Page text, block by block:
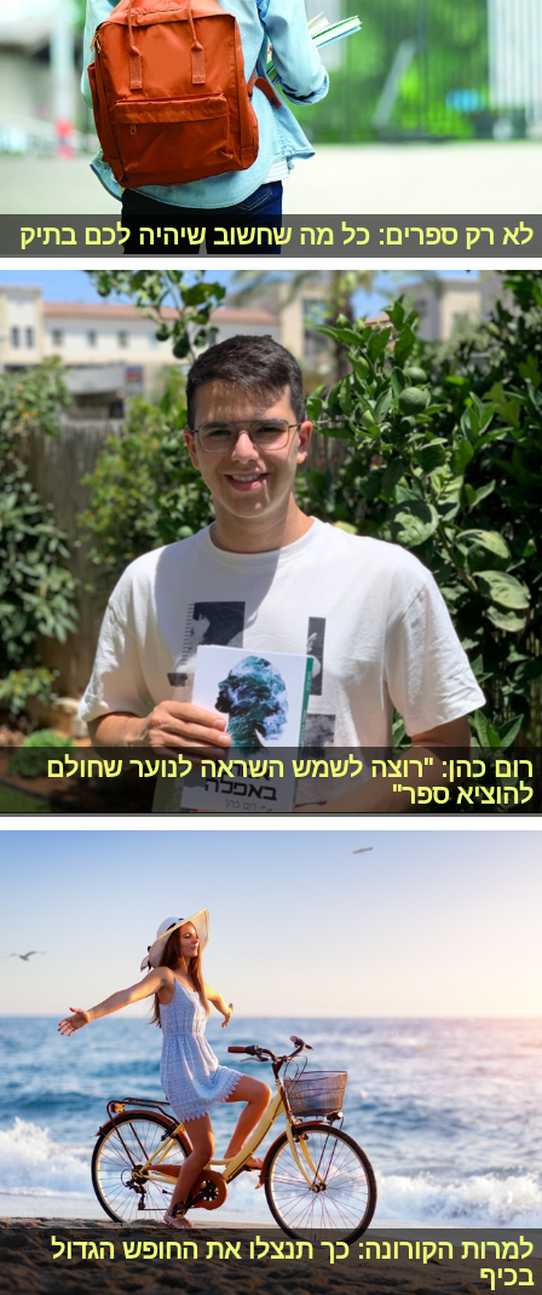
לא רק ספרים: כל מה שחשוב שיהיה לכם בתיק
רום כהן: "רוצה לשמש השראה לנוער שחולם
להוציא ספר"
למרות הקורונה: כך תנצלו את החופש הגדול
בכיף